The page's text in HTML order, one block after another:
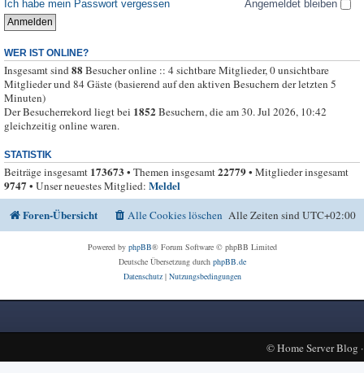
Ich habe mein Passwort vergessen
Angemeldet bleiben
WER IST ONLINE?
Insgesamt sind88Besucher online :: 4 sichtbare Mitglieder, 0 unsichtbare
Mitglieder und 84 Gäste (basierend auf den aktiven Besuchern der letzten 5
Minuten)
Der Besucherrekord liegt bei 1852Besuchern, die am 30. Jul 2026, 10:42
gleichzeitig online waren.
STATISTIK
Beiträge insgesamt 173673 • Themen insgesamt22779• Mitglieder insgesamt
9747• Unser neuestes Mitglied: Meldel
Foren-Übersicht
Alle Zeiten sindUTC+02:00
Alle Cookies löschen
Powered by phpBB® Forum Software © phpBB Limited
Deutsche Übersetzung durch phpBB.de
Datenschutz| Nutzungsbedingungen
©Home Server Blog